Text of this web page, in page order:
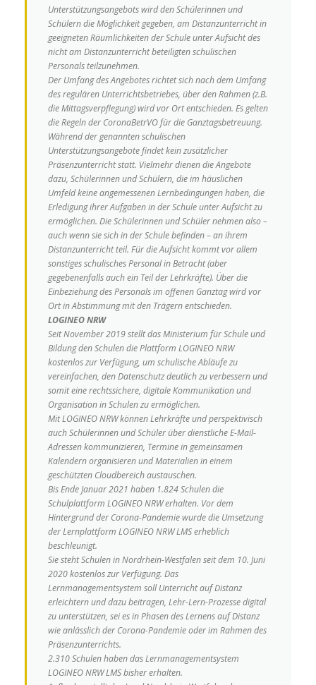
Unterstützungsangebots wird den Schülerinnen und
Schülern die Möglichkeit gegeben, am Distanzunterricht in
geeigneten Räumlichkeiten der Schuleunter Aufsicht des
nicht am Distanzunterricht beteiligten schulischen
Personals teilzunehmen.
Der Umfang des Angebotes richtet sich nach dem Umfang
des regulären Unterrichtsbetriebes, über den Rahmen (z.B.
die Mittagsverpflegung) wird vor Ort entschieden. Es gelten
die Regeln der CoronaBetrVOfür die Ganztagsbetreuung.
Während der genannten schulischen
Unterstützungsangebote findet kein zusätzlicher
Präsenzunterricht statt. Vielmehr dienen die Angebote
dazu, Schülerinnen und Schülern, die im häuslichen
Umfeld keine angemessenen Lernbedingungen haben, die
Erledigung ihrer Aufgaben in der Schule unter Aufsicht zu
ermöglichen. Die Schülerinnen und Schüler nehmen also –
auch wenn sie sich in der Schule befinden – an ihrem
Distanzunterricht teil. Für die Aufsicht kommt vor allem
sonstiges schulisches Personal in Betracht (aber
gegebenenfalls auch ein Teil der Lehrkräfte). Über die
Einbeziehung des Personals im offenen Ganztag wird vor
Ort in Abstimmung mit den Trägern entschieden.
LOGINEO NRW
Seit November 2019 stellt das Ministerium für Schule und
Bildung den Schulen die Plattform LOGINEO NRW
kostenlos zur Verfügung, um schulische Abläufe zu
vereinfachen, den Datenschutz deutlich zu verbessern und
somit eine rechtssichere, digitale Kommunikation und
Organisation in Schulen zu ermöglichen.
Mit LOGINEO NRW können Lehrkräfte und perspektivisch
auch Schülerinnen und Schüler über dienstliche E-Mail-
Adressen kommunizieren, Termine in gemeinsamen
Kalendern organisieren und Materialien in einem
geschützten Cloudbereich austauschen.
Bis Ende Januar 2021 haben 1.824 Schulen die
Schulplattform LOGINEO NRW erhalten. Vor dem
Hintergrund der Corona-Pandemie wurde die Umsetzung
der Lernplattform LOGINEO NRW LMS erheblich
beschleunigt.
Sie steht Schulen in Nordrhein-Westfalen seit dem 10. Juni
2020 kostenlos zur Verfügung. Das
Lernmanagementsystem soll Unterricht auf Distanz
erleichtern und dazu beitragen, Lehr-Lern-Prozesse digital
zu unterstützen, sei es in Phasen des Lernens auf Distanz
wie anlässlich der Corona-Pandemie oder im Rahmen des
Präsenzunterrichts.
2.310 Schulen haben das Lernmanagementsystem
LOGINEO NRW LMS bisher erhalten.